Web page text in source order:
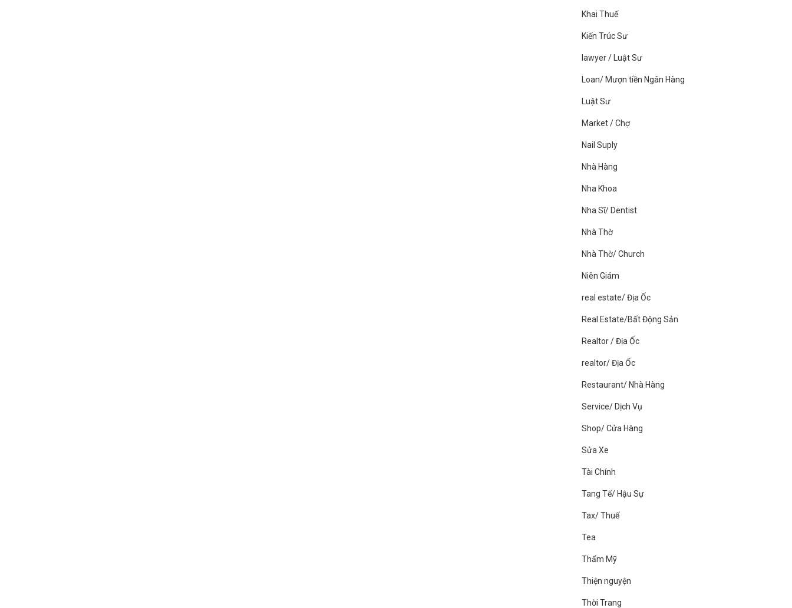
Khai Thuế
Kiến Trúc Sư
lawyer / Luật Sư
Loan/ Mượn tiền Ngân Hàng
Luật Sư
Market / Chợ
Nail Suply
Nhà Hàng
Nha Khoa
Nha Sĩ/ Dentist
Nhà Thờ
Nhà Thờ/ Church
Niên Giám
real estate/ Địa Ốc
Real Estate/Bất Động Sản
Realtor / Địa Ốc
realtor/ Địa Ốc
Restaurant/ Nhà Hàng
Service/ Dịch Vụ
Shop/ Cửa Hàng
Sửa Xe
Tài Chính
Tang Tế/ Hậu Sự
Tax/ Thuế
Tea
Thẩm Mỹ
Thiện nguyện
Thời Trang